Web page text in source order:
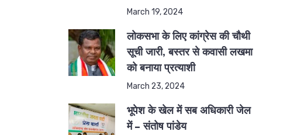
March 19, 2024
लोकसभा के लिए कांग्रेस की चौथी
सूची जारी, बस्तर से कवासी लखमा
को बनाया प्रत्याशी
March 23, 2024
भूपेश के खेल में सब अधिकारी जेल
में – संतोष पांडेय